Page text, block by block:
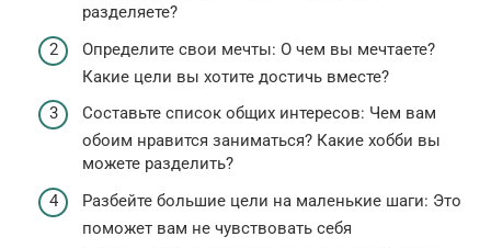
разделяете?
Определите свои мечты: О чем вы мечтаете?
Какие цели вы хотите достичь вместе?
Составьте список общих интересов: Чем вам
обоим нравится заниматься? Какие хобби вы
можете разделить?
Разбейте большие цели на маленькие шаги: Это
поможет вам не чувствовать себя